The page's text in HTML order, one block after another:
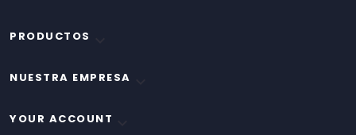
PRODUCTOS
NUESTRA EMPRESA
YOUR ACCOUNT